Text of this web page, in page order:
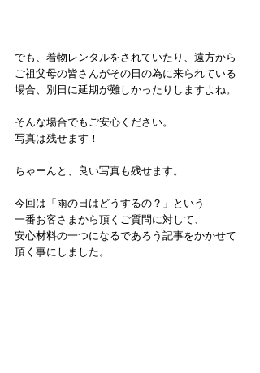
でも、着物レンタルをされていたり、遠方から
ご祖父母の皆さんがその日の為に来られている
場合、別日に延期が難しかったりしますよね。
そんな場合でもご安心ください。
写真は残せます！
ちゃーんと、良い写真も残せます。
今回は「雨の日はどうするの？」という
一番お客さまから頂くご質問に対して、
安心材料の一つになるであろう記事をかかせて
頂く事にしました。